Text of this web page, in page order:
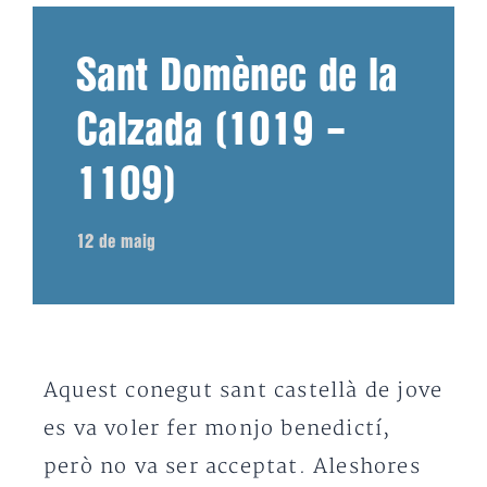
Sant Domènec de la
Calzada (1019 –
1109)
12 de maig
Aquest conegut sant castellà de jove
es va voler fer monjo benedictí,
però no va ser acceptat. Aleshores